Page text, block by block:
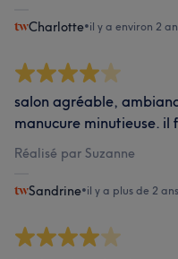
Charlotte•il y a environ 2
salon agréable,
manucure minutieuse. il
Réalisé par Suzanne
Sandrine•il y a plus de 2 ans